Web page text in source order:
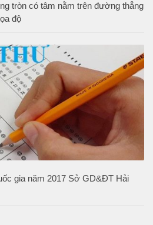
tròn có tâm nằm trên đường thẳng
độ
gia năm 2017 Sở GD&ĐT Hải